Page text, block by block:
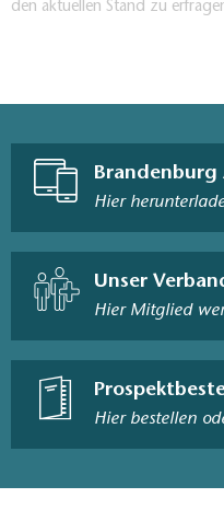
den aktuellen Stand zu
Brandenburg
Hier
Unser
Hier Mitglied
Hier bestellen